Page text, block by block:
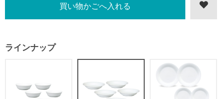
ラインナップ